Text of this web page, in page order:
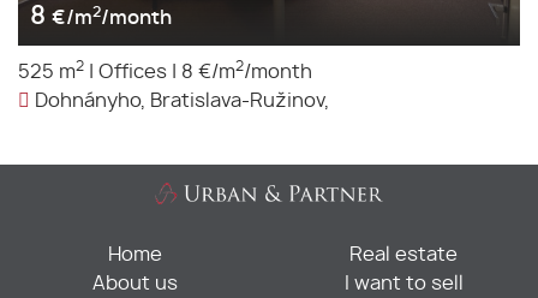
8 €/m2/month
525 m2 Offices 8 €/m2/month
Dohnányho, Bratislava-Ružinov,
Home
About us
Real estate
I want to sell